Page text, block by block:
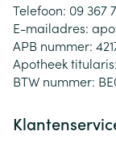
Telefoon: 09 367
E-mailadres:
APB nummer:
Apotheek titularis:
BTW nummer: